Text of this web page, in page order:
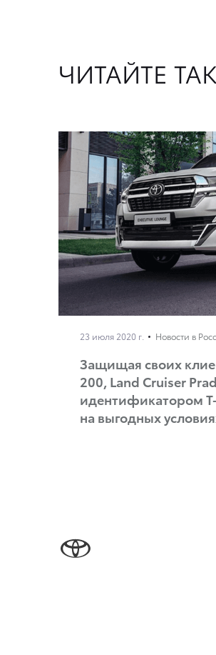
ЧИТАЙТЕ
23 июля 2020 г. Новости в
Защищая своих
200, Land Cruiser
идентификатором
на выгодных